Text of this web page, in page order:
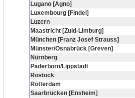
Lugano [Agno]
Luxembourg [Findel]
Luzern
Maastricht [Zuid-Limburg]
München [Franz Josef Strauss]
Münster/Osnabrück [Greven]
Nürnberg
Paderborn/Lippstadt
Rostock
Rotterdam
Saarbrücken [Ensheim]